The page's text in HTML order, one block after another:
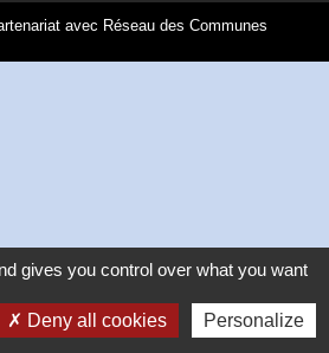
avec Réseau des Communes
gives you control over what you want
Deny all cookies Personalize